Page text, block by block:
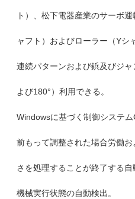
ト）、松下電器産業のサーボ
ャフト）およびローラー（Yシ
連続パターンおよび鋲及びジ
よび180°）利用できる。
Windowsに基づく制御システム
前もって調整された場合労働
さを処理することが終了する自
機械実行状態の自動検出。